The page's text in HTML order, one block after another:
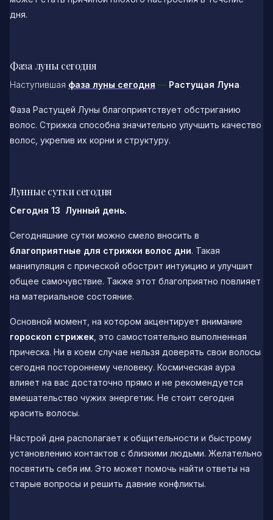
дня.
Фаза луны сегодня
Наступившая фаза луны сегодня — Растущая Луна.
Фаза Растущей Луны благоприятствует обстриганию
волос. Стрижка способна значительно улучшить качество
волос, укрепив их корни и структуру.
Лунные сутки сегодня
Сегодня 13 Лунный день.
Сегодняшние сутки можно смело вносить в
благоприятные для стрижки волос дни. Такая
манипуляция с прической обострит интуицию и улучшит
общее самочувствие. Также этот благоприятно повлияет
на материальное состояние.
Основной момент, на котором акцентирует внимание
гороскоп стрижек , это самостоятельно выполненная
прическа. Ни в коем случае нельзя доверять свои волосы
сегодня постороннему человеку. Космическая аура
влияет на вас достаточно прямо и не рекомендуется
вмешательство чужих энергетик. Не стоит сегодня
красить волосы.
Настрой дня располагает к общительности и быстрому
установлению контактов с близкими людьми. Желательно
посвятить себя им. Это может помочь найти ответы на
старые вопросы и решить давние конфликты.